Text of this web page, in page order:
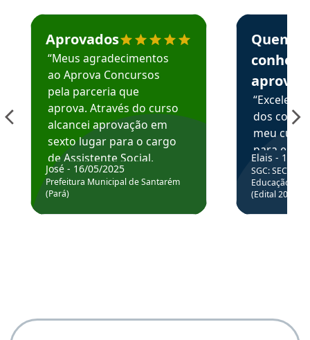
Estudante José recomenda o Aprova Concursos em
Aprovados
“Meus agradecimentos
ao Aprova Concursos
pela parceria que
aprova. Através do curso
alcancei aprovação em
sexto lugar para o cargo
de Assistente Social.
Hoje estou atuando na
Prefeitura de Santarém.
José - 16/05/2025
Prefeitura Municipal de Santarém
(Pará)
Estudante
Quem
aprova
dos
meu
para
colocar
através
de
Elais - 15/
SGC: SEC BA
Educação
(Edital